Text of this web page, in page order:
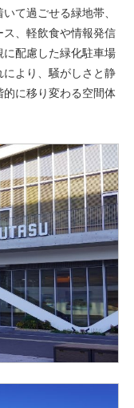
て過ごせる緑地帯、
、軽飲食や情報発信
配慮した緑化駐車場
より、騒がしさと静
に移り変わる空間体